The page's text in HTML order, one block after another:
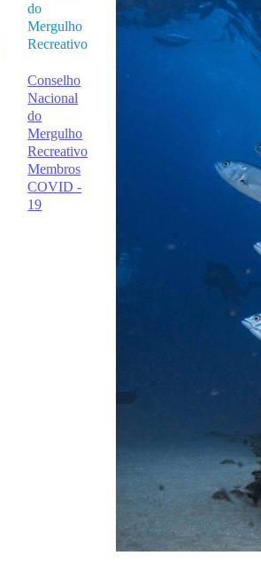
do
Mergulho
Recreativo
Conselho
Nacional
do
Mergulho
Recreativo
Membros
COVID -
19